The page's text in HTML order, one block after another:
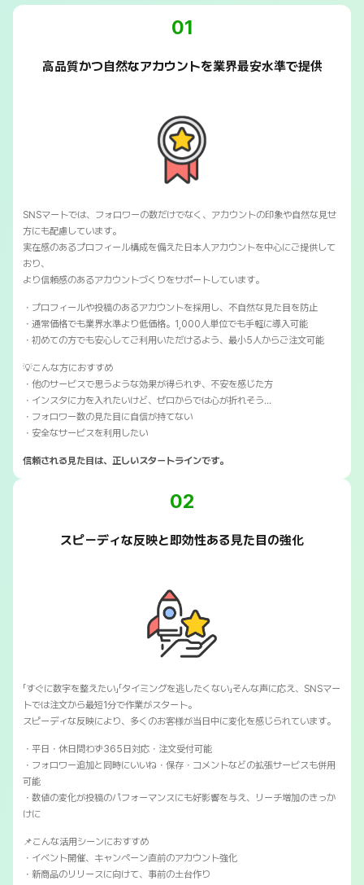
01
高品質かつ自然なアカウントを業界最安水準で提供
SNSマートでは、フォロワーの数だけでなく、アカウントの印象や自然な見せ
方にも配慮しています。
実在感のあるプロフィール構成を備えた日本人アカウントを中心にご提供して
おり、
より信頼感のあるアカウントづくりをサポートしています。
・プロフィールや投稿のあるアカウントを採用し、不自然な見た目を防止
・通常価格でも業界水準より低価格。1,000人単位でも手軽に導入可能
・初めての方でも安心してご利用いただけるよう、最小5人からご注文可能
💡こんな方におすすめ
・他のサービスで思うような効果が得られず、不安を感じた方
・インスタに力を入れたいけど、ゼロからでは心が折れそう…
・フォロワー数の見た目に自信が持てない
・安全なサービスを利用したい
信頼される見た目は、正しいスタートラインです。
02
スピーディな反映と即効性ある見た目の強化
「すぐに数字を整えたい」「タイミングを逃したくない」そんな声に応え、SNSマー
トでは注文から最短1分で作業がスタート。
スピーディな反映により、多くのお客様が当日中に変化を感じられています。
・平日・休日問わず365日対応・注文受付可能
・フォロワー追加と同時にいいね・保存・コメントなどの拡張サービスも併用
可能
・数値の変化が投稿のパフォーマンスにも好影響を与え、リーチ増加のきっか
けに
📌こんな活用シーンにおすすめ
・イベント開催、キャンペーン直前のアカウント強化
・新商品のリリースに向けて、事前の土台作り